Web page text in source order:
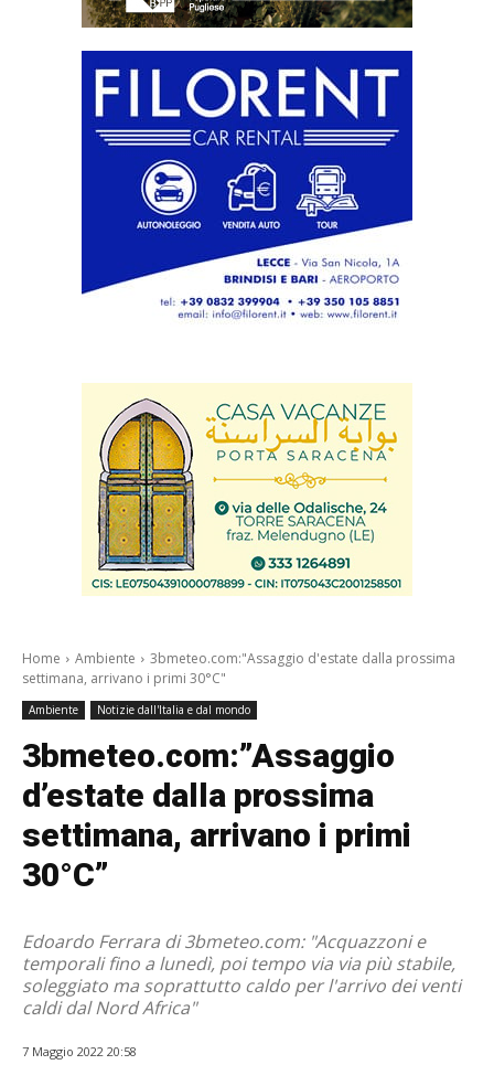
Home Ambiente
3bmeteo.com:"Assaggio d'estate dalla prossima
settimana, arrivano i primi 30°C"
Ambiente Notizie dall'Italia e dal mondo
3bmeteo.com:”Assaggio
d’estate dalla prossima
settimana, arrivano i primi
30°C”
Edoardo Ferrara di 3bmeteo.com: "Acquazzoni e
temporali fino a lunedì, poi tempo via via più stabile,
soleggiato ma soprattutto caldo per l'arrivo dei venti
caldi dal Nord Africa"
7 Maggio 2022 20:58